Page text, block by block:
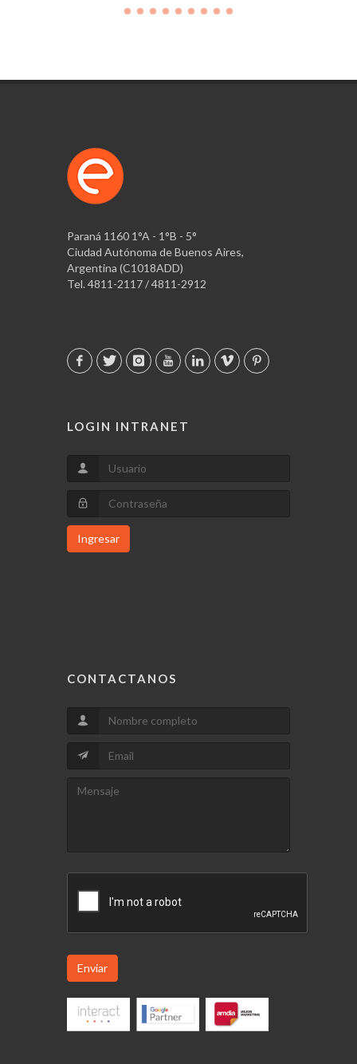
Paraná 1160 1°A - 1°B - 5°
Ciudad Autónoma de Buenos Aires,
Argentina (C1018ADD)
Tel. 4811-2117 / 4811-2912
LOGIN INTRANET
Ingresar
CONTACTANOS
Enviar